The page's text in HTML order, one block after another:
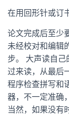
在用回形针或订
论文完成后至少
未经校对和编辑
步。 大声读自
过来读，从最后
程序检查拼写和
器，不一定准确
当然，如果没有